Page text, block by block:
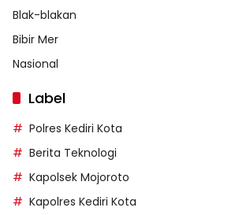
Blak-blakan
Bibir Mer
Nasional
Label
Polres Kediri Kota
Berita Teknologi
Kapolsek Mojoroto
Kapolres Kediri Kota